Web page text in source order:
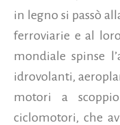
in legno si passò
ferroviarie e al
mondiale spinse
idrovolanti,
motori a
ciclomotori, che